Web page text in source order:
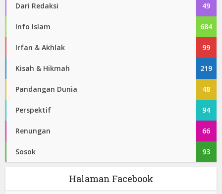
Dari Redaksi 49
Info Islam 684
Irfan & Akhlak 99
Kisah & Hikmah 219
Pandangan Dunia 48
Perspektif 94
Renungan 66
Sosok 93
Halaman Facebook